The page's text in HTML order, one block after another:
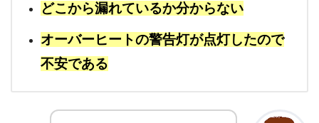
どこから漏れているか分からない
オーバーヒートの警告灯が点灯したので
不安である